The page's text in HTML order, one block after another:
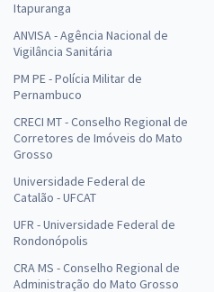
Itapuranga
ANVISA - Agência Nacional de
Vigilância Sanitária
PM PE - Polícia Militar de
Pernambuco
CRECI MT - Conselho Regional de
Corretores de Imóveis do Mato
Grosso
Universidade Federal de
Catalão - UFCAT
UFR - Universidade Federal de
Rondonópolis
CRA MS - Conselho Regional de
Administração do Mato Grosso